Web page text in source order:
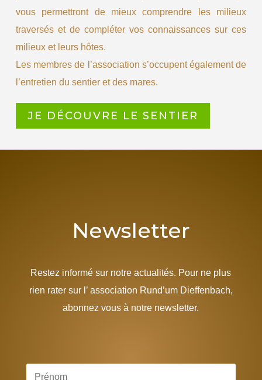
vous permettront de mieux comprendre les milieux
traversés et de compléter vos connaissances sur ces
milieux et leurs hôtes.
Les membres de l’association s’occupent également de
l’entretien du sentier et des mares.
JE DÉCOUVRE LE SENTIER
Newsletter
Restez informé sur notre actualités. Pour ne plus
rien rater sur l’ association Rund’um Dieffenbach,
abonnez vous à notre newsletter.